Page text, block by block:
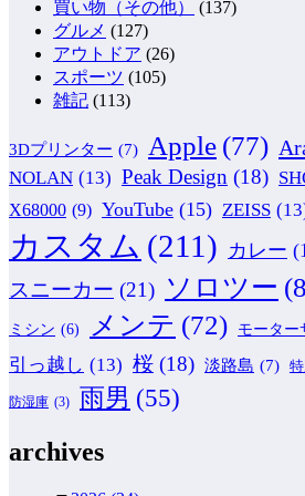
買い物（その他）
(137)
グルメ (127)
アウトドア (26)
スポーツ (105)
雑記 (113)
3Dプリンター (7) Apple (77)
NOLAN (13) Peak Design (18)
X68000 (9) YouTube (15) ZEISS
カスタム (211) カレー
スニーカー (21) ソロツー
ミシン (6) メンテ (72) モーター
引っ越し (13) 桜 (18) 淡路島 (7)
防湿庫 (3) 雨男 (55)
archives